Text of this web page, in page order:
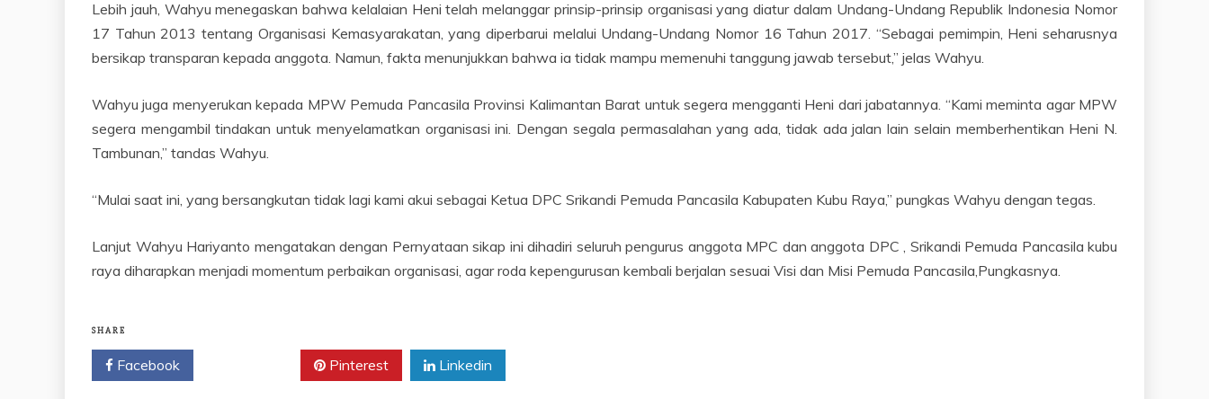
Lebih jauh, Wahyu menegaskan bahwa kelalaian Heni telah melanggar prinsip-prinsip organisasi yang diatur dalam Undang-Undang Republik Indonesia Nomor
17 Tahun 2013 tentang Organisasi Kemasyarakatan, yang diperbarui melalui Undang-Undang Nomor 16 Tahun 2017. “Sebagai pemimpin, Heni seharusnya
bersikap transparan kepada anggota. Namun, fakta menunjukkan bahwa ia tidak mampu memenuhi tanggung jawab tersebut,” jelas Wahyu.
Wahyu juga menyerukan kepada MPW Pemuda Pancasila Provinsi Kalimantan Barat untuk segera mengganti Heni dari jabatannya. “Kami meminta agar MPW
segera mengambil tindakan untuk menyelamatkan organisasi ini. Dengan segala permasalahan yang ada, tidak ada jalan lain selain memberhentikan Heni N.
Tambunan,” tandas Wahyu.
“Mulai saat ini, yang bersangkutan tidak lagi kami akui sebagai Ketua DPC Srikandi Pemuda Pancasila Kabupaten Kubu Raya,” pungkas Wahyu dengan tegas.
Lanjut Wahyu Hariyanto mengatakan dengan Pernyataan sikap ini dihadiri seluruh pengurus anggota MPC dan anggota DPC , Srikandi Pemuda Pancasila kubu
raya diharapkan menjadi momentum perbaikan organisasi, agar roda kepengurusan kembali berjalan sesuai Visi dan Misi Pemuda Pancasila,Pungkasnya.
SHARE
Facebook Pinterest Linkedin